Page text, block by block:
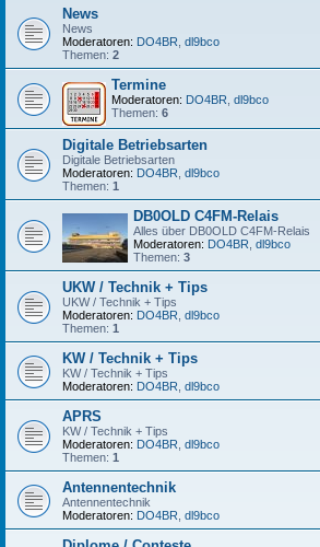
News
News
Moderatoren: DO4BR dl9bco
Themen: 2
Termine
Moderatoren: DO4BR dl9bco
Themen: 6
Digitale Betriebsarten
Digitale Betriebsarten
Moderatoren: DO4BR dl9bco
Themen: 1
DB0OLD C4FM-Relais
Alles über DB0OLD C4FM-Relais
Moderatoren: DO4BR dl9bco
Themen: 3
UKW / Technik + Tips
UKW / Technik + Tips
Moderatoren: DO4BR dl9bco
Themen: 1
KW / Technik + Tips
KW / Technik + Tips
Moderatoren: DO4BR dl9bco
APRS
KW / Technik + Tips
Moderatoren: DO4BR dl9bco
Themen: 1
Antennentechnik
Antennentechnik
Moderatoren: DO4BR dl9bco